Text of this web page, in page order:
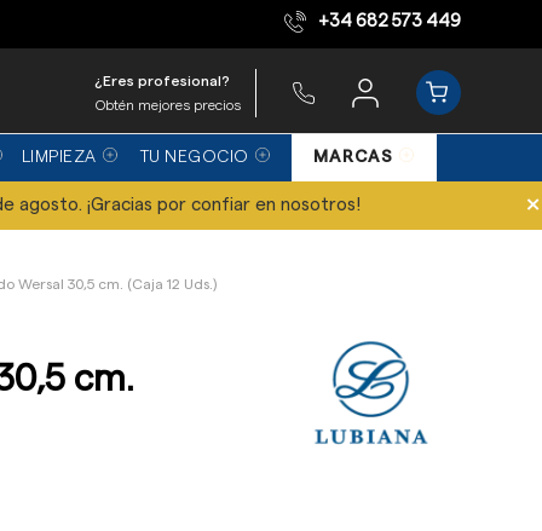
Equipo de expertos +34 682 573 449
¿Eres profesional?
Obtén mejores precios
LIMPIEZA TU NEGOCIO MARCAS
agosto. ¡Gracias por confiar en nosotros! ×
Wersal 30,5 cm. (Caja 12 Uds.)
cm.